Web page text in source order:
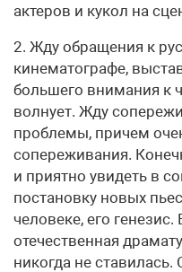
актеров и кукол на
2. Жду обращения к
кинематографе,
большего внимания к
волнует. Жду
проблемы, причем
сопереживания.
и приятно увидеть в
постановку новых
человеке, его
отечественная
никогда не